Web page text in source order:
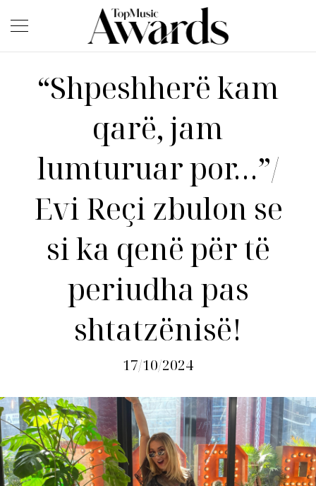
“Shpeshherë kam
qarë, jam
lumturuar por…”/
Evi Reçi zbulon se
si ka qenë për të
periudha pas
shtatzënisë!
17/10/2024